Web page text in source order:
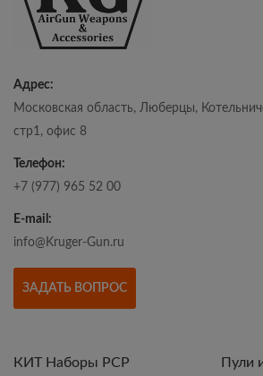
Адрес:
Московская область, Люберцы,
стр1, офис 8
Телефон:
+7 (977) 965 52 00
E-mail:
info@Kruger-Gun.ru
ЗАДАТЬ ВОПРОС
КИТ Наборы РСР Пули